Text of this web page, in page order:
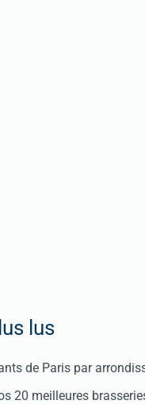
lus
de Paris par
20 meilleures